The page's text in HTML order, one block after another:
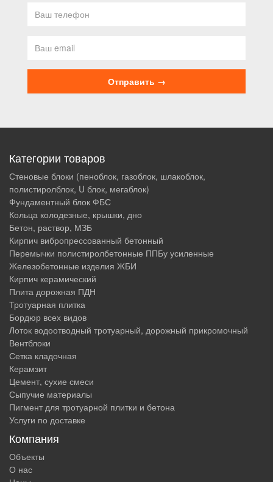
Категории товаров
Стеновые блоки (пеноблок, газоблок, шлакоблок,
полистиролблок, U блок, мегаблок)
Фундаментный блок ФБС
Кольца колодезные, крышки, дно
Бетон, раствор, МЗБ
Кирпич вибропрессованный бетонный
Перемычки полистиролбетонные ППБу усиленные
Железобетонные изделия ЖБИ
Кирпич керамический
Плита дорожная ПДН
Тротуарная плитка
Бордюр всех видов
Лоток водоотводный тротуарный, дорожный прикромочный
Вентблоки
Сетка кладочная
Керамзит
Цемент, сухие смеси
Сыпучие материалы
Пигмент для тротуарной плитки и бетона
Услуги по доставке
Компания
Объекты
О нас